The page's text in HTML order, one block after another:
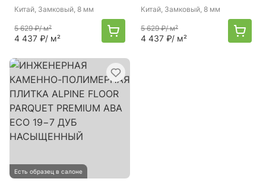
Китай, Замковый, 8 мм
5 629 ₽/ м²
4 437 ₽/ м²
Китай, Замковый, 8 мм
5 629 ₽/ м²
4 437 ₽/ м²
Есть образец в салоне